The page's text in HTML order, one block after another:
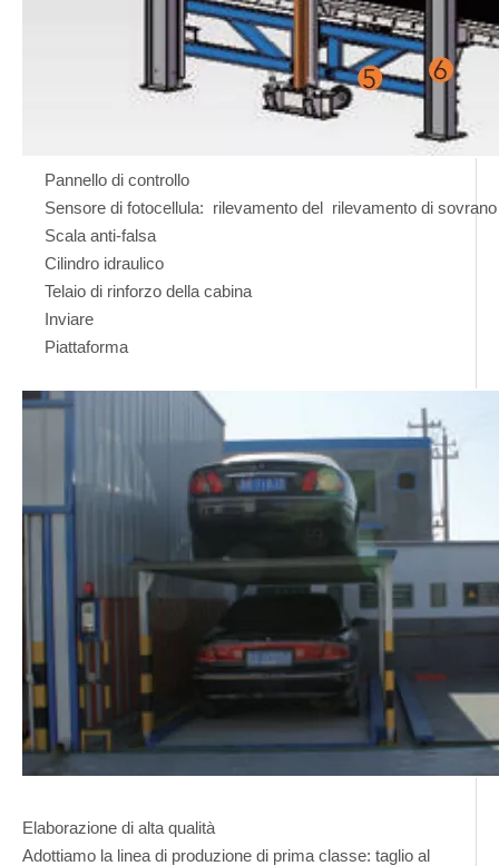
Pannello di controllo
Sensore di fotocellula: rilevamento del rilevamento di sovrano
Scala anti-falsa
Cilindro idraulico
Telaio di rinforzo della cabina
Inviare
Piattaforma
Elaborazione di alta qualità
Adottiamo la linea di produzione di prima classe: taglio al